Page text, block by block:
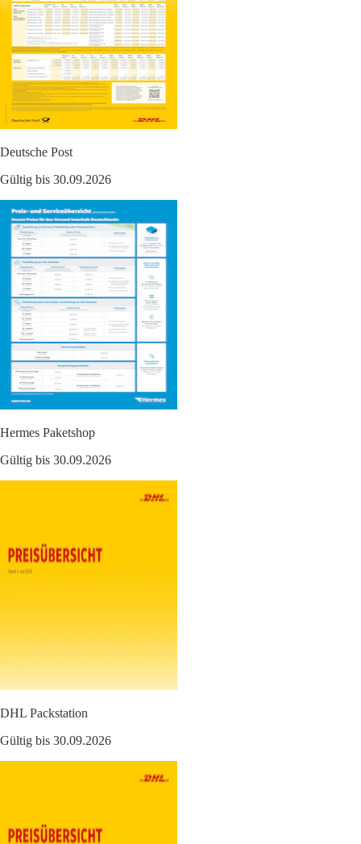
Deutsche Post
Gültig bis 30.09.2026
Hermes Paketshop
Gültig bis 30.09.2026
DHL Packstation
Gültig bis 30.09.2026